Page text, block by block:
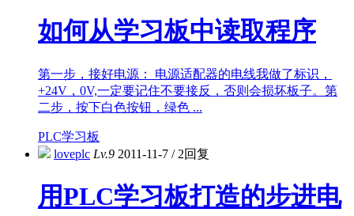
如何从学习板中读取程序
第一步，接好电源： 电源适配器的电线我做了标识，
+24V，0V,一定要记住不要接反，否则会损坏板子。第
二步，按下白色按钮，绿色 ...
PLC学习板
loveplc Lv.9 2011-11-7 /2回复
用PLC学习板打造的步进电